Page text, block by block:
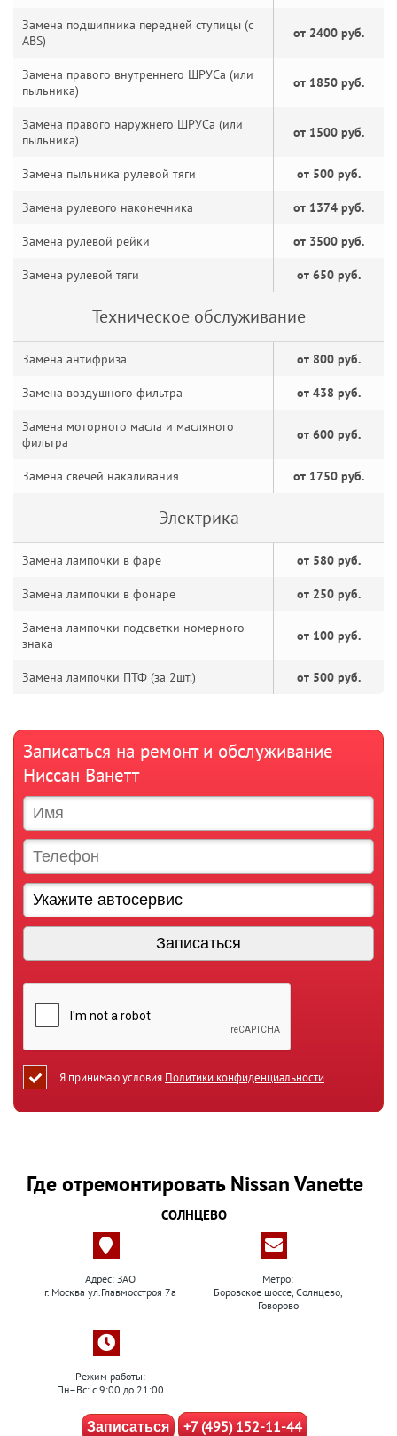
Замена подшипника передней ступицы (с
ABS)
от 2400 руб.
Замена правого внутреннего ШРУСа (или
пыльника)
от 1850 руб.
Замена правого наружнего ШРУСа (или
пыльника)
от 1500 руб.
Замена пыльника рулевой тяги от 500 руб.
Замена рулевого наконечника от 1374 руб.
Замена рулевой рейки от 3500 руб.
Замена рулевой тяги от 650 руб.
Техническое обслуживание
Замена антифриза от 800 руб.
Замена воздушного фильтра от 438 руб.
Замена моторного масла и масляного
фильтра
от 600 руб.
Замена свечей накаливания от 1750 руб.
Электрика
Замена лампочки в фаре от 580 руб.
Замена лампочки в фонаре от 250 руб.
Замена лампочки подсветки номерного
знака
от 100 руб.
Замена лампочки ПТФ (за 2шт.) от 500 руб.
Записаться на ремонт и обслуживание
Ниссан Ванетт
Я принимаю условия Политики конфиденциальности
Где отремонтировать Nissan Vanette
СОЛНЦЕВО
Адрес: ЗАО
г. Москва ул.Главмосстроя 7а
Метро:
Боровское шоссе, Солнцево,
Говорово
Режим работы:
Пн–Вс: с 9:00 до 21:00
Записаться +7 (495) 152-11-44